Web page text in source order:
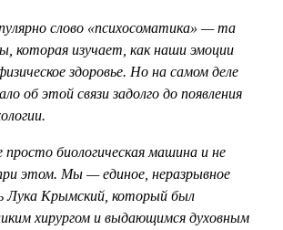
слово «психосоматика» — та
которая изучает, как наши эмоции
здоровье. Но на самом деле
об этой связи задолго до появления
биологическая машина и не
этом. Мы — единое, неразрывное
Лука Крымский, который был
хирургом и выдающимся духовным